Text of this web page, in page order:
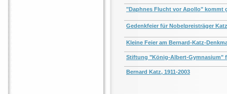
"Daphnes Flucht vor Apollo" kommt
Gedenkfeier für Nobelpreisträger Katz
Kleine Feier am Bernard-Katz-
Stiftung "König-Albert-Gymnasium"
Bernard Katz, 1911-2003